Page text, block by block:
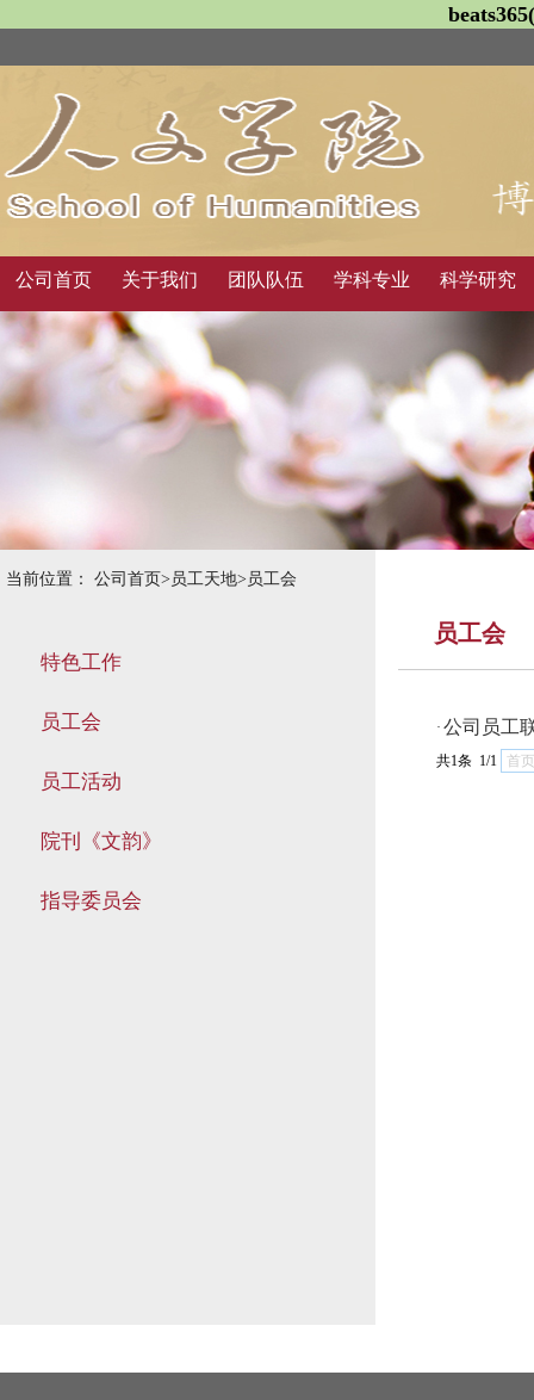
公司首页 关于我们 团队队伍 学科专业 科学研究
当前位置： 公司首页> 员工天地> 员工会
特色工作
员工会
员工活动
院刊《文韵》
指导委员会
员工会
· 公司员工
共1条 1/1 首页